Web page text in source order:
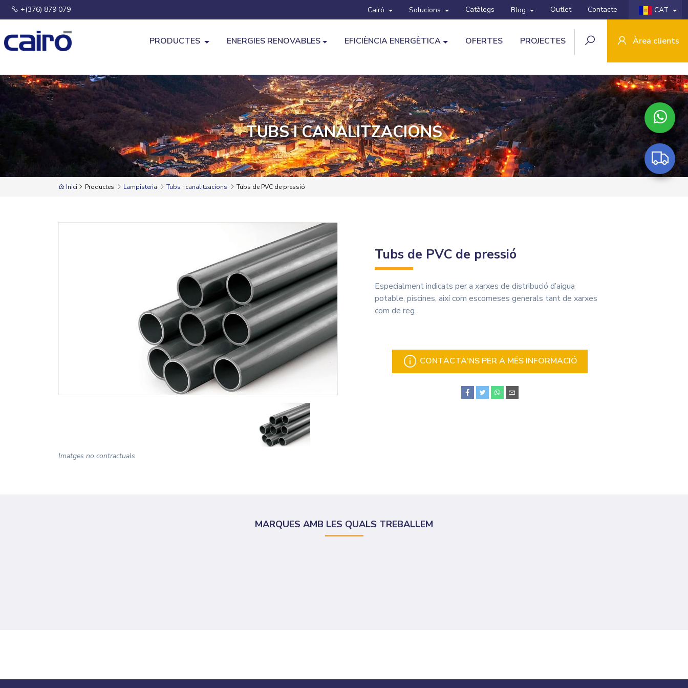
+(376) 879 079 Cairó Solucions Catàlegs Blog Outlet Contacte CAT
PRODUCTES ENERGIES RENOVABLES EFICIÈNCIA ENERGÈTICA OFERTES PROJECTES Àrea clients
TUBS I CANALITZACIONS
Inici Productes Lampisteria Tubs i canalitzacions Tubs de PVC de pressió
Imatges no contractuals
Tubs de PVC de pressió
Especialment indicats per a xarxes de distribució d’aigua
potable, piscines, així com escomeses generals tant de xarxes
com de reg.
CONTACTA'NS PER A MÉS INFORMACIÓ
MARQUES AMB LES QUALS TREBALLEM